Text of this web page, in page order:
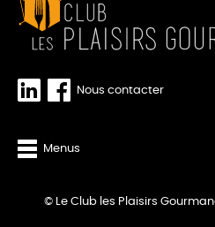
Nous contacter
Menus
© Le Club les Plaisirs